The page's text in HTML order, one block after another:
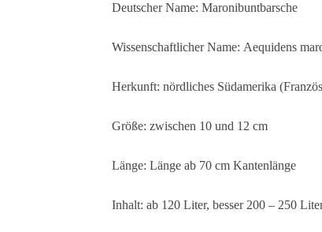
Deutscher Name: Maronibuntbarsche
Wissenschaftlicher Name: Aequidens
Herkunft: nördliches Südamerika
Größe: zwischen 10 und 12 cm
Länge: Länge ab 70 cm Kantenlänge
Inhalt: ab 120 Liter, besser 200 – 250